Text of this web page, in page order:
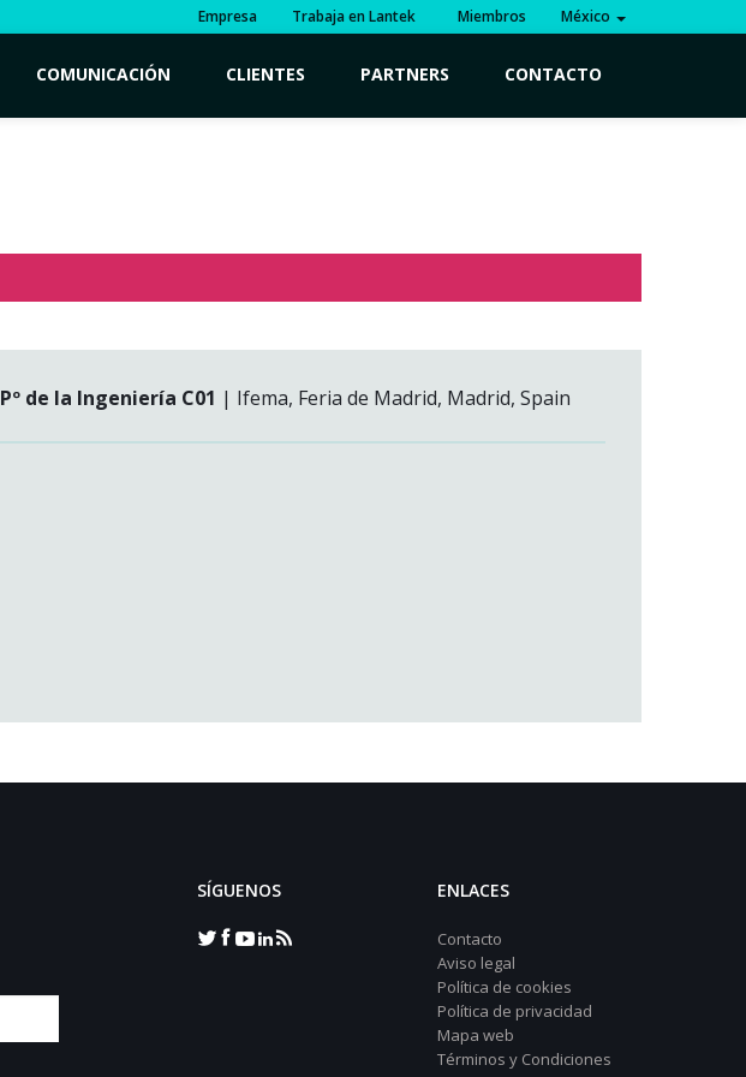
Empresa Trabaja en Lantek Miembros México
COMUNICACIÓN CLIENTES PARTNERS CONTACTO
Pº de la Ingeniería C01 | Ifema, Feria de Madrid, Madrid, Spain
SÍGUENOS ENLACES
Contacto
Aviso legal
Política de cookies
Política de privacidad
Mapa web
Términos y Condiciones